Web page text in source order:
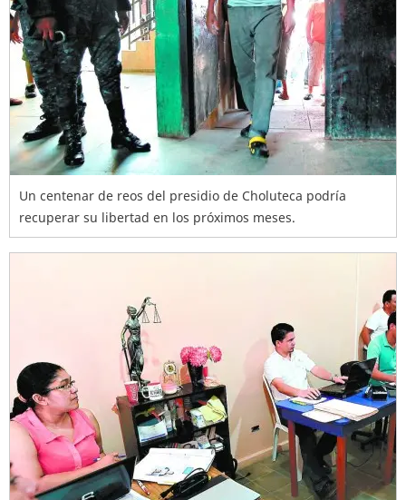
Un centenar de reos del presidio de Choluteca podría
recuperar su libertad en los próximos meses.